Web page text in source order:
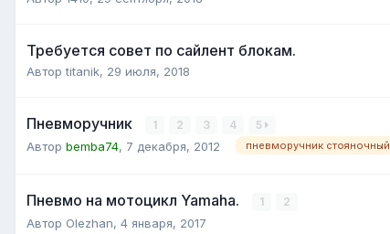
Требуется совет по сайлент блокам.
Авторtitanik, 29 июля, 2018
Пневморучник 1 2 3 4 5
Автор bemba74, 7 декабря, 2012 пневморучник стояночный
Пневмо на мотоцикл Yamaha. 1 2
Автор Olezhan, 4 января, 2017